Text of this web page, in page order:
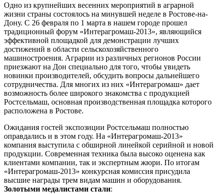
Одно из крупнейших весенних мероприятий в аграрной
жизни страны состоялось на минувшей неделе в Ростове-на-
Дону. С 26 февраля по 1 марта в нашем городе прошел
традиционный форум «Интерагромаш-2013», являющийся
эффективной площадкой для демонстрации лучших
достижений в области сельскохозяйственного
машиностроения. Аграрии из различных регионов России
приезжают на Дон специально для того, чтобы увидеть
новинки производителей, обсудить вопросы дальнейшего
сотрудничества. Для многих из них «Интерагромаш» дает
возможность более широкого знакомства с продукцией
Ростсельмаш, основная производственная площадка которого
расположена в Ростове.
Ожидания гостей экспозиции Ростсельмаш полностью
оправдались и в этом году. На «Интерагромаш-2013»
компания выступила с обширной линейкой серийной и новой
продукции. Современная техника была высоко оценена как
клиентами компании, так и экспертным жюри. По итогам
«Интерагромаш-2013» конкурсная комиссия присудила
высшие награды трем видам машин и оборудования.
Золотыми медалистами стали: